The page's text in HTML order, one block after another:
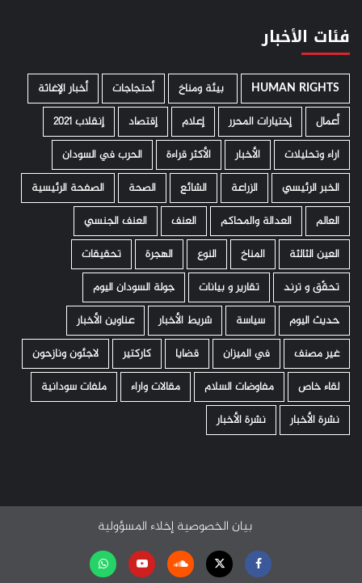
فئات الأخبار
HUMAN RIGHTS ­ بيئة ومناخ أحتجاجات
أخبار الإغاثة
أعمال
إختيارات المحرر إعلام إقتصاد
إنقلاب 2021
اراء وتحليلات
الأخبار الأكثر قراءة
الحرب في السودان
الخبر الرئيسي
الزراعة الشائع الصحة
الصفحة الرئيسية
العالم
العدالة والمحاكم العنف
العنف الجنسي
العين الثالثة
المناخ النوع الهجرة
تحقيقات
تحقّق و ترند
تقارير و بيانات
جولة السودان اليوم
حديث اليوم
سياسة شريط الأخبار
عناوين الأخبار
غير مصنف
في الميزان قضايا كاركتير
لاجئون ونازحون
لقاء خاص
مفاوضات السلام مقالات واراء
ملفات سودانية
نشرة الأخبار
نشرة الأخبار
بيان الخصوصية إخلاء المسؤولية
Facebook
Twitter
Soundcloud
Youtubeتابعنا